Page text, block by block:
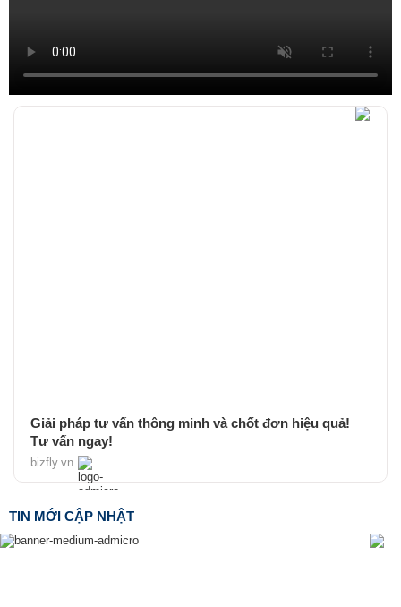
Giải pháp tư vấn thông minh và chốt đơn hiệu quả!
Tư vấn ngay!
bizfly.vn
TIN MỚI CẬP NHẬT